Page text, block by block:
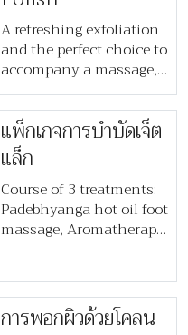
A refreshing exfoliation
and the perfect choice to
accompany a massage,
we offer a choice
between Zesty Thai Body
Polish to uplift your
mood, or Deep Cleansing
Coffee Body Scrub for a
quick “pick me up”.
แพ็กเกจการบำบัดเจ็ต
แล็ก
Course of 3 treatments:
Padebhyanga hot oil foot
massage, Aromatherapy
Revival Mask. Erase the
evidence of time zone
changes such as
​​การพอกผิวด้วยโคลน